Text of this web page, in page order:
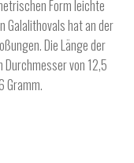
Form leichte
Galalithovals hat an der
Die Länge der
von 12,5
Gramm.